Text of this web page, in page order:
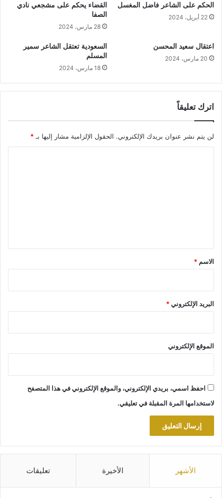
الحكم على الشاعر فاضل المغسل
22 أبريل، 2024
القضاء يحكم على مشجعي نادي
الصفا
28 مارس، 2024
اعتقال سعيد المحسن
20 مارس، 2024
السعودية تعتقل الشاعر سمير
المسلم
18 مارس، 2024
اترك تعليقاً
لن يتم نشر عنوان بريدك الإلكتروني. الحقول الإلزامية مشار إليها بـ *
*
الاسم *
البريد الإلكتروني*
الموقع الإلكتروني
احفظ اسمي، بريدي الإلكتروني، والموقع الإلكتروني في هذا المتصفح
لاستخدامها المرة المقبلة في تعليقي.
الأشهر الأخيرة تعليقات